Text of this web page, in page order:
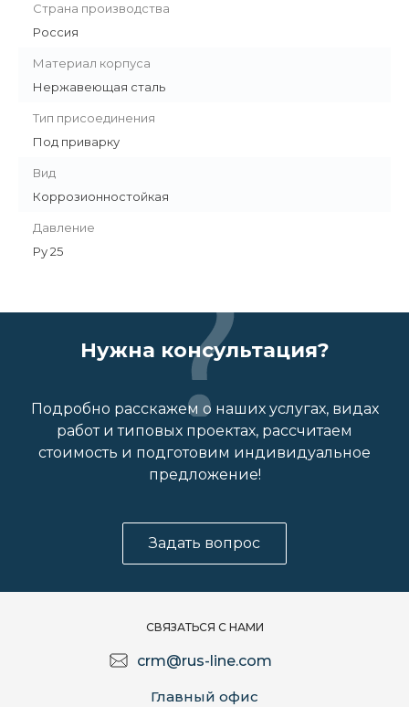
Страна производства
Россия
Материал корпуса
Нержавеющая сталь
Тип присоединения
Под приварку
Вид
Коррозионностойкая
Давление
Ру 25
Нужна консультация?
Подробно расскажем о наших услугах, видах
работ и типовых проектах, рассчитаем
стоимость и подготовим индивидуальное
предложение!
Задать вопрос
СВЯЗАТЬСЯ С НАМИ
crm@rus-line.com
Главный офис